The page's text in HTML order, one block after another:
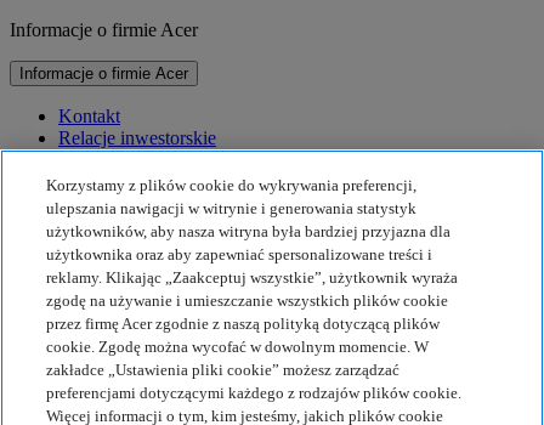
Informacje o firmie Acer
Informacje o firmie Acer
Kontakt
Relacje inwestorskie
Nagrody
Wydarzenia
Zrównoważony rozwój
Zrównoważony rozwój
Społeczna odpowiedzialność biznesu
Ślad węglowy produktu
Projekt Humanity
Earthion
Korzystamy z plików cookie do wykrywania preferencji,
ulepszania nawigacji w witrynie i generowania statystyk
użytkowników, aby nasza witryna była bardziej przyjazna dla
użytkownika oraz aby zapewniać spersonalizowane treści i
reklamy. Klikając „Zaakceptuj wszystkie”, użytkownik wyraża
zgodę na używanie i umieszczanie wszystkich plików cookie
przez firmę Acer zgodnie z naszą polityką dotyczącą plików
cookie. Zgodę można wycofać w dowolnym momencie. W
zakładce „Ustawienia pliki cookie” możesz zarządzać
preferencjami dotyczącymi każdego z rodzajów plików cookie.
Więcej informacji o tym, kim jesteśmy, jakich plików cookie